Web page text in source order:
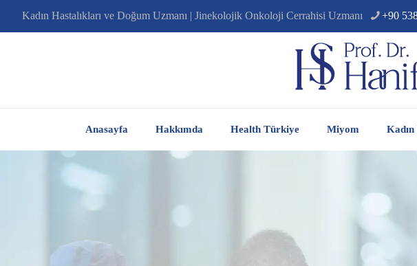
Kadın Hastalıkları ve Doğum Uzmanı | Jinekolojik Onkoloji Cerrahisi Uzmanı +90
Anasayfa Hakkımda Health Türkiye Miyom